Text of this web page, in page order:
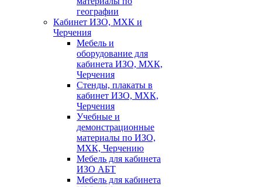
географии
Кабинет ИЗО, МХК и
Черчения
Мебель и
оборудование для
кабинета ИЗО, МХК,
Черчения
Стенды, плакаты в
кабинет ИЗО, МХК,
Черчения
Учебные и
демонстрационные
материалы по ИЗО,
МХК, Черчению
Мебель для кабинета
ИЗО АБТ
Мебель для кабинета